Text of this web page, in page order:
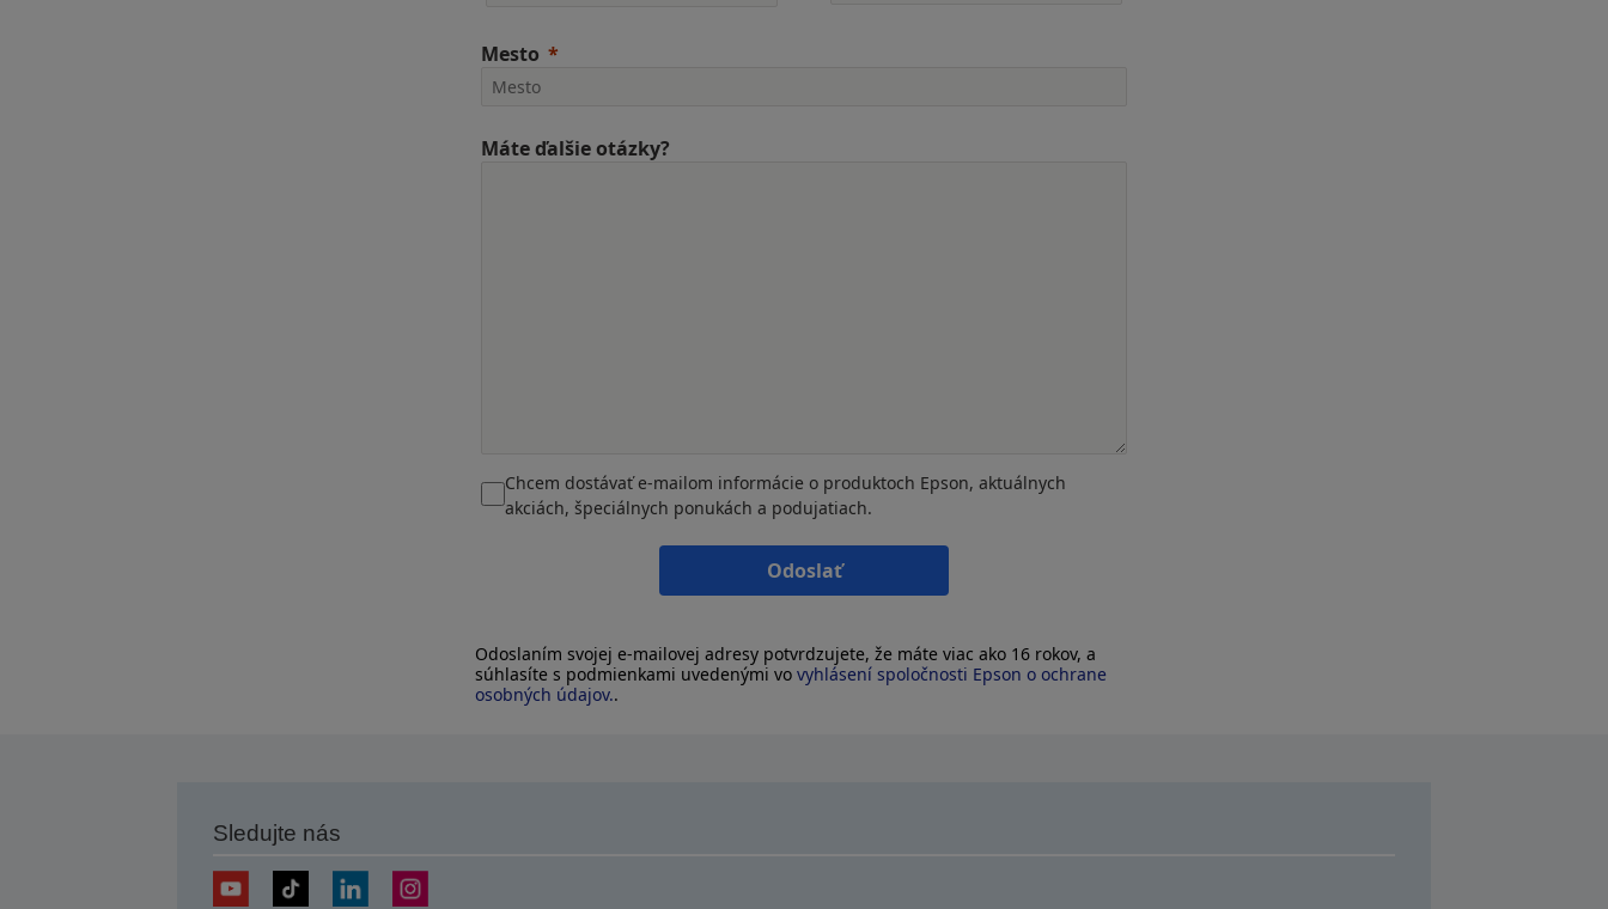
Mesto
Máte ďalšie otázky?
Chcem dostávať e-mailom informácie o produktoch Epson, aktuálnych
akciách, špeciálnych ponukách a podujatiach.
Odoslať
Odoslaním svojej e-mailovej adresy potvrdzujete, že máte viac ako 16 rokov, a
súhlasíte s podmienkami uvedenými vo vyhlásení spoločnosti Epson o ochrane
osobných údajov..
Sledujte nás